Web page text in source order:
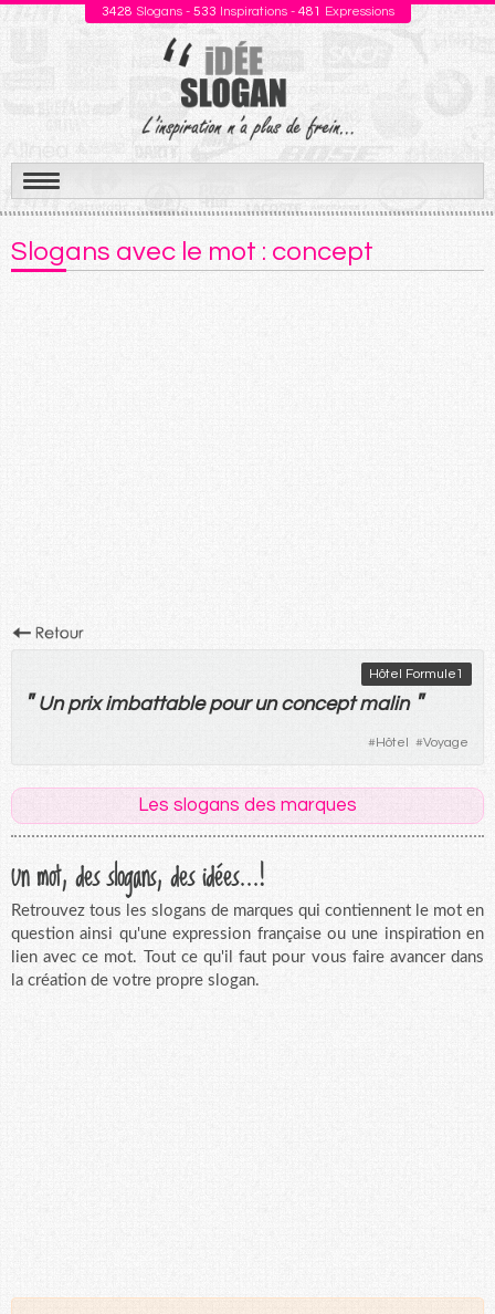
3428 Slogans - 533 Inspirations - 481 Expressions
Aller
au
contenu
Slogans avec le mot : concept
Hôtel Formule1
" Un prix imbattable pour un concept malin "
#Hôtel #Voyage
Les slogans des marques
Un mot, des slogans, des idées...!
Retrouvez tous les slogans de marques qui contiennent le mot en
question ainsi qu'une expression française ou une inspiration en
lien avec ce mot. Tout ce qu'il faut pour vous faire avancer dans
la création de votre propre slogan.